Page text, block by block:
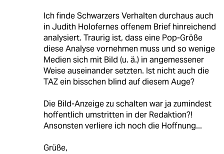
Ich finde Schwarzers Verhalten durchaus auch
in Judith Holofernes offenem Brief hinreichend
analysiert. Traurig ist, dass eine Pop-Größe
diese Analyse vornehmen muss und so wenige
Medien sich mit Bild (u. ä.) in angemessener
Weise auseinander setzten. Ist nicht auch die
TAZ ein bisschen blind auf diesem Auge?
Die Bild-Anzeige zu schalten war ja zumindest
hoffentlich umstritten in der Redaktion?!
Ansonsten verliere ich noch die Hoffnung...
Grüße,